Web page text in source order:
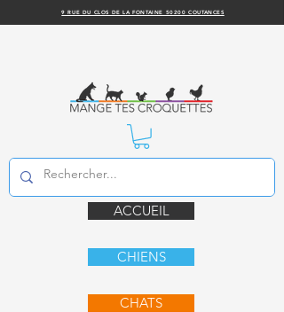
9 RUE DU CLOS DE LA FONTAINE 50200 COUTANCES
ACCUEIL
CHIENS
CHATS